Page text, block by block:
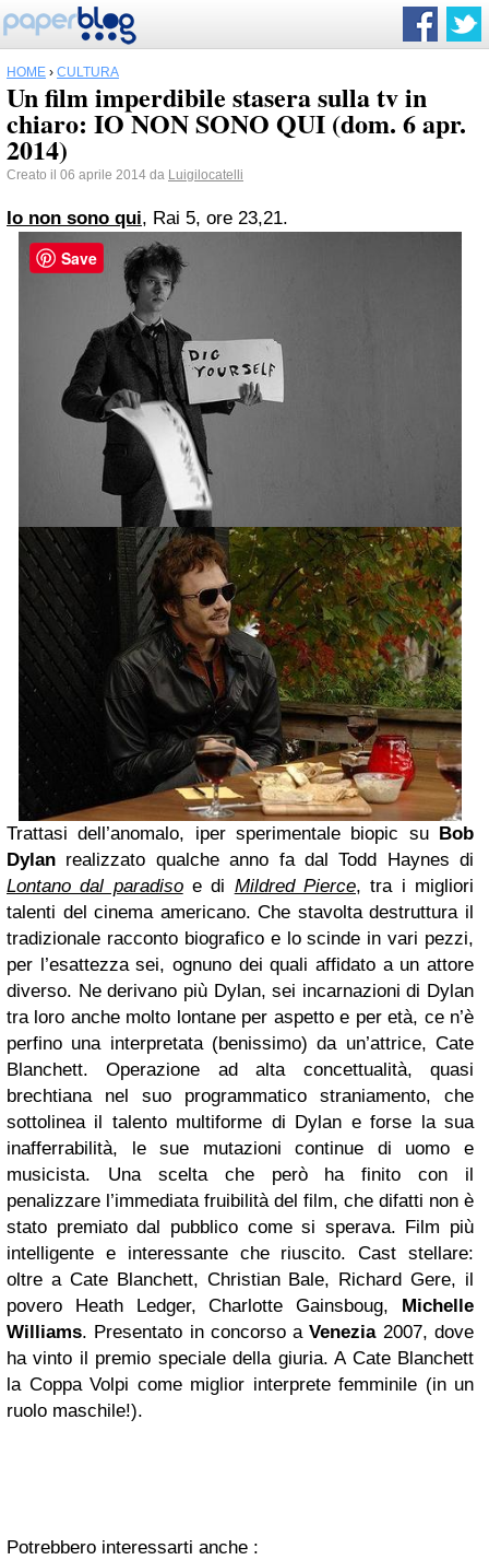
HOME › CULTURA
Un film imperdibile stasera sulla tv in
chiaro: IO NON SONO QUI (dom. 6 apr.
2014)
Creato il 06 aprile 2014 da Luigilocatelli
Io non sono qui, Rai 5, ore 23,21.
Trattasi dell’anomalo, iper sperimentale biopic su
Bob
Dylan realizzato qualche anno fa dal Todd Haynes di
Lontano dal paradisoe di Mildred Pierce, tra i migliori
talenti del cinema americano. Che stavolta destruttura il
tradizionale racconto biografico e lo scinde in vari pezzi,
per l’esattezza sei, ognuno dei quali affidato a un attore
diverso. Ne derivano più Dylan, sei incarnazioni di Dylan
tra loro anche molto lontane per aspetto e per età, ce n’è
perfino una interpretata (benissimo) da un’attrice, Cate
Blanchett. Operazione ad alta concettualità, quasi
brechtiana nel suo programmatico straniamento, che
sottolinea il talento multiforme di Dylan e forse la sua
inafferrabilità, le sue mutazioni continue di uomo e
musicista. Una scelta che però ha finito con il
penalizzare l’immediata fruibilità del film, che difatti non è
stato premiato dal pubblico come si sperava. Film più
intelligente e interessante che riuscito. Cast stellare:
oltre a Cate Blanchett, Christian Bale, Richard Gere, il
povero Heath Ledger, Charlotte Gainsboug,
Michelle
Williams. Presentato in concorso aVenezia2007, dove
ha vinto il premio speciale della giuria. A Cate Blanchett
la Coppa Volpi come miglior interprete femminile (in un
ruolo maschile!).
Potrebbero interessarti anche :
Save